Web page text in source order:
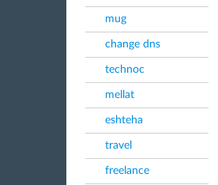
mug
change dns
technoc
mellat
eshteha
travel
freelance